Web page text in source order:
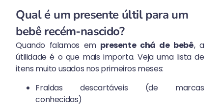
Qual é um presente últil para um
bebê recém-nascido?
Quando falamos em presente chá de bebê, a
útilidade é o que mais importa. Veja uma lista de
itens muito usados nos primeiros meses:
Fraldas descartáveis (de marcas
conhecidas)